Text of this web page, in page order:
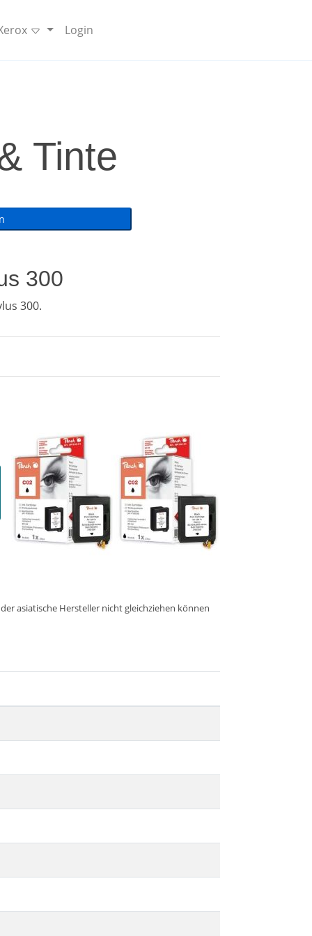
Login
Tinte
300
300.
asiatische Hersteller nicht gleichziehen können